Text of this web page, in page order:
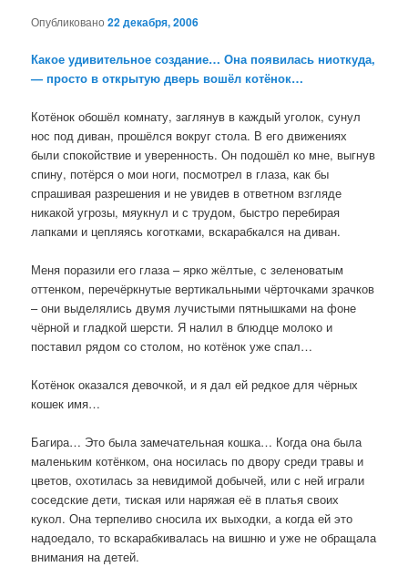
Опубликовано22 декабря, 2006
Какое удивительное создание… Она появилась ниоткуда,
— просто в открытую дверь вошёл котёнок…
Котёнок обошёл комнату, заглянув в каждый уголок, сунул
нос под диван, прошёлся вокруг стола. В его движениях
были спокойствие и уверенность. Он подошёл ко мне, выгнув
спину, потёрся о мои ноги, посмотрел в глаза, как бы
спрашивая разрешения и не увидев в ответном взгляде
никакой угрозы, мяукнул и с трудом, быстро перебирая
лапками и цепляясь коготками, вскарабкался на диван.
Меня поразили его глаза – ярко жёлтые, с зеленоватым
оттенком, перечёркнутые вертикальными чёрточками зрачков
– они выделялись двумя лучистыми пятнышками на фоне
чёрной и гладкой шерсти. Я налил в блюдце молоко и
поставил рядом со столом, но котёнок уже спал…
Котёнок оказался девочкой, и я дал ей редкое для чёрных
кошек имя…
Багира… Это была замечательная кошка… Когда она была
маленьким котёнком, она носилась по двору среди травы и
цветов, охотилась за невидимой добычей, или с ней играли
соседские дети, тиская или наряжая её в платья своих
кукол. Она терпеливо сносила их выходки, а когда ей это
надоедало, то вскарабкивалась на вишню и уже не обращала
внимания на детей.